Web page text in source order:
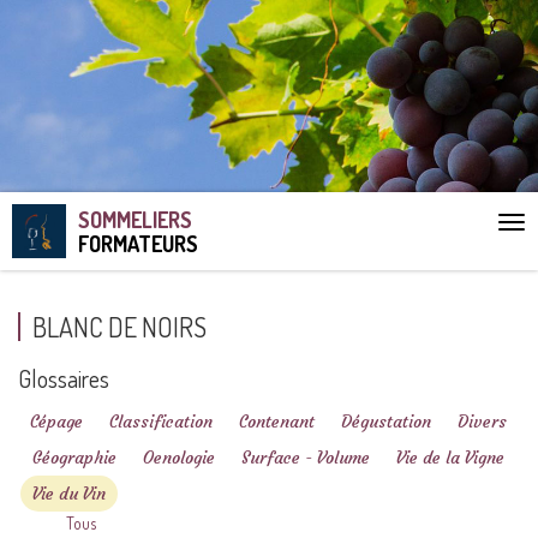
SOMMELIERS
FORMATEURS
BLANC DE NOIRS
Glossaires
Cépage Classification Contenant Dégustation
Divers
Géographie
Oenologie Surface - Volume
Vie de la Vigne
Vie du Vin
Tous